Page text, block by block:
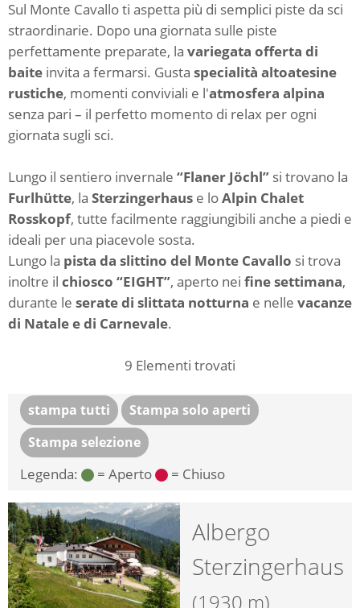
Sul Monte Cavallo ti aspetta più di semplici piste da sci
straordinarie. Dopo una giornata sulle piste
perfettamente preparate, la variegata offerta di
baite invita a fermarsi. Gusta specialità altoatesine
rustiche, momenti conviviali e l'atmosfera alpina
senza pari – il perfetto momento di relax per ogni
giornata sugli sci.
Lungo il sentiero invernale “Flaner Jöchl” si trovano la
Furlhütte, la Sterzingerhaus e loAlpin Chalet
Rosskopf, tutte facilmente raggiungibili anche a piedi e
ideali per una piacevole sosta.
Lungo la pista da slittino del Monte Cavallo si trova
inoltre il chiosco “EIGHT”, aperto nei fine settimana,
durante le serate di slittata notturna e nelle vacanze
di Natale e di Carnevale.
9 Elementi trovati
stampa tutti
Stampa solo aperti
Stampa selezione
Legenda: = Aperto = Chiuso
Albergo
Sterzingerhaus
(1930 m)